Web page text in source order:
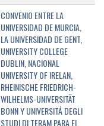
CONVENIO ENTRE LA
UNIVERSIDAD DE MURCIA,
LA UNIVERSIDAD DE GENT,
UNIVERSITY COLLEGE
DUBLIN, NACIONAL
UNIVERSITY OF IRELAN,
RHEINISCHE FRIEDRICH-
WILHELMS-UNIVERSITÄT
BONN Y UNIVERSITÁ DEGLI
STUDI DI TERAM PARA EL